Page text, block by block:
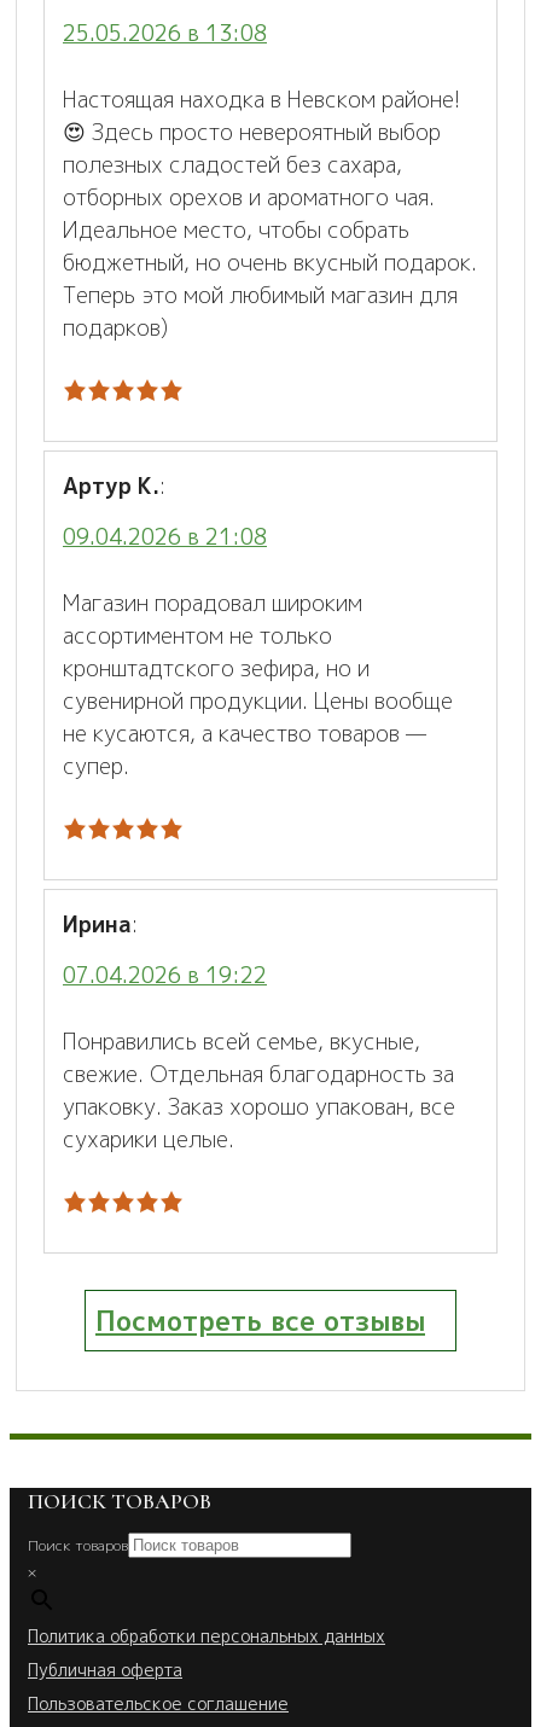
25.05.2026 в 13:08
Настоящая находка в Невском районе!
😍 Здесь просто невероятный выбор
полезных сладостей без сахара,
отборных орехов и ароматного чая.
Идеальное место, чтобы собрать
бюджетный, но очень вкусный подарок.
Теперь это мой любимый магазин для
подарков)
Артур К.:
09.04.2026 в 21:08
Магазин порадовал широким
ассортиментом не только
кронштадтского зефира, но и
сувенирной продукции. Цены вообще
не кусаются, а качество товаров —
супер.
Ирина:
07.04.2026 в 19:22
Понравились всей семье, вкусные,
свежие. Отдельная благодарность за
упаковку. Заказ хорошо упакован, все
сухарики целые.
Посмотреть все отзывы
ПОИСК ТОВАРОВ
Поиск товаров
×
Политика обработки персональных данных
Публичная оферта
Пользовательское соглашение